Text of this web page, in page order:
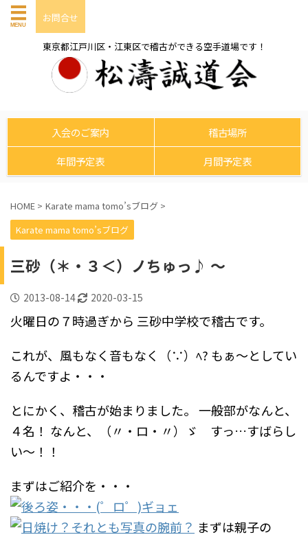
お問合せ
東京都江戸川区・江東区で稽古ができる空手道場です！
入会のご案内
稽古場所
年間予定表
月間予定表
HOME > Karate mama tomo’sブログ >
Karate mama tomo’sブログ
三砂（＊・３＜）ノちゅっ♪ ～
2013-08-14 2020-03-15
火曜日の７時過ぎから 三砂中学校で稽古です。
これが、風もなく音もなく（∵）ﾍ? もぁ～としてい
るんですよ・・・
とにかく、稽古が始まりました。 一般部がなんと、
４名！ なんと、（〃・ロ・〃）ゞ すっ…すばらし
い～！！
まずはご紹介を・・・
まずは親子の